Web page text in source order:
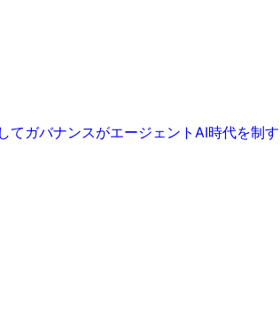
ガバナンスがエージェントAI時代を制